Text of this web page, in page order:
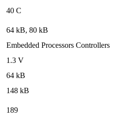
40 C
64 kB, 80 kB
Embedded Processors Controllers
1.3 V
64 kB
148 kB
189